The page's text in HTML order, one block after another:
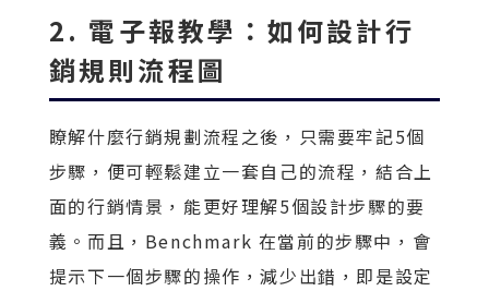
2. 電子報教學：如何設計行
銷規則流程圖
瞭解什麼行銷規劃流程之後，只需要牢記5個
步驟，便可輕鬆建立一套自己的流程，結合上
面的行銷情景，能更好理解5個設計步驟的要
義。而且，Benchmark 在當前的步驟中，會
提示下一個步驟的操作，減少出錯，即是設定